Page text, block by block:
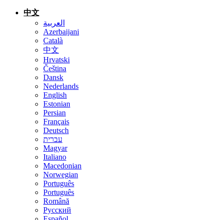
中文
العربية
Azerbaijani
Català
中文
Hrvatski
Čeština
Dansk
Nederlands
English
Estonian
Persian
Français
Deutsch
עברית
Magyar
Italiano
Macedonian
Norwegian
Português
Português
Română
Русский